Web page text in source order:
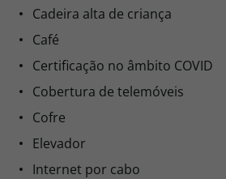
Cadeira alta de criança
Café
Certificação no âmbito COVID
Cobertura de telemóveis
Cofre
Elevador
Internet por cabo